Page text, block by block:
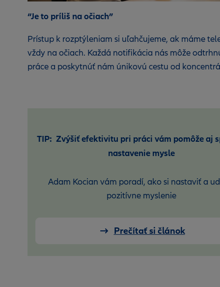
“Je to príliš na očiach”
Prístup k rozptýleniam si uľahčujeme, ak máme
vždy na očiach. Každá notifikácia nás môže
práce a poskytnúť nám únikovú cestu od
TIP: Zvýšiť efektivitu pri práci vám pomôže aj
nastavenie mysle
Adam Kocian vám poradí, ako si nastaviť a
pozitívne myslenie
Prečítať si článok